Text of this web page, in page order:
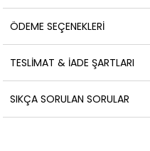
ÖDEME SEÇENEKLERI
TESLIMAT & İADE ŞARTLARI
SIKÇA SORULAN SORULAR